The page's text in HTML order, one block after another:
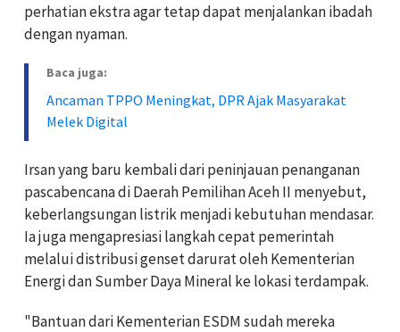
perhatian ekstra agar tetap dapat menjalankan ibadah
dengan nyaman.
Baca juga:
Ancaman TPPO Meningkat, DPR Ajak Masyarakat
Melek Digital
Irsan yang baru kembali dari peninjauan penanganan
pascabencana di Daerah Pemilihan Aceh II menyebut,
keberlangsungan listrik menjadi kebutuhan mendasar.
Ia juga mengapresiasi langkah cepat pemerintah
melalui distribusi genset darurat oleh Kementerian
Energi dan Sumber Daya Mineral ke lokasi terdampak.
"Bantuan dari Kementerian ESDM sudah mereka